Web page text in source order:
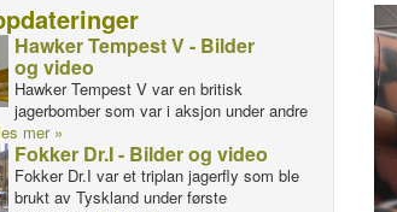
Hawker Tempest V - Bilder
og video
Hawker Tempest V var en britisk
jagerbomber som var i aksjon under andre
mer »
Fokker Dr.I - Bilder og video
Fokker Dr.I var et triplan jagerfly som ble
brukt av Tyskland under første